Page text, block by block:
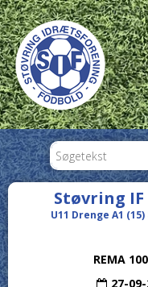
Støvring IF
U11 Drenge A1
REMA
27-